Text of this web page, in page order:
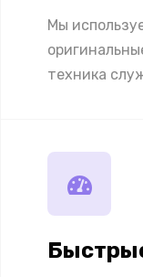
Мы
техника